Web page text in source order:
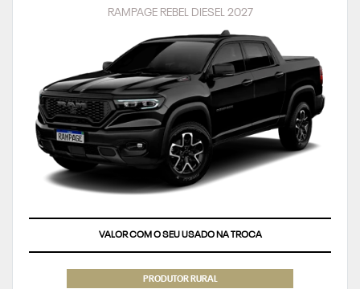
RAMPAGE REBEL DIESEL 2027
VALOR COM O SEU USADO NA TROCA
PRODUTOR RURAL